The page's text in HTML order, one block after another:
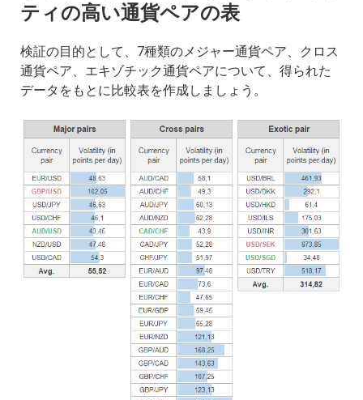
ティの高い通貨ペアの表
検証の目的として、7種類のメジャー通貨ペア、クロス
通貨ペア、エキゾチック通貨ペアについて、得られた
データをもとに比較表を作成しましょう。